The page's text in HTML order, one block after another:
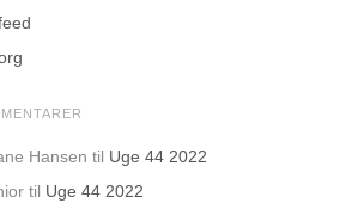
Hansen til Uge 44 2022
til Uge 44 2022